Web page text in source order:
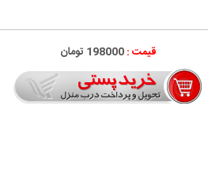
قیمت :198000 تومان